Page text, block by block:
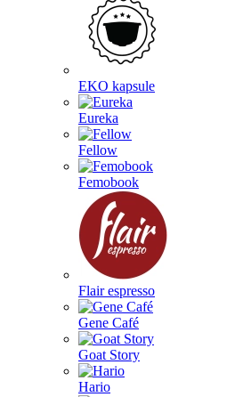
EKO kapsule
Eureka
Fellow
Femobook
Flair espresso
Gene Café
Goat Story
Hario